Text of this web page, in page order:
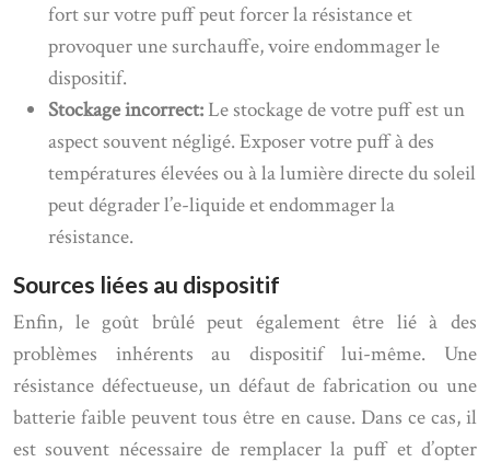
fort sur votre puff peut forcer la résistance et
provoquer une surchauffe, voire endommager le
dispositif.
Stockage incorrect: Le stockage de votre puff est un
aspect souvent négligé. Exposer votre puff à des
températures élevées ou à la lumière directe du soleil
peut dégrader l’e-liquide et endommager la
résistance.
Sources liées au dispositif
Enfin, le goût brûlé peut également être lié à des
problèmes inhérents au dispositif lui-même. Une
résistance défectueuse, un défaut de fabrication ou une
batterie faible peuvent tous être en cause. Dans ce cas, il
est souvent nécessaire de remplacer la puff et d’opter